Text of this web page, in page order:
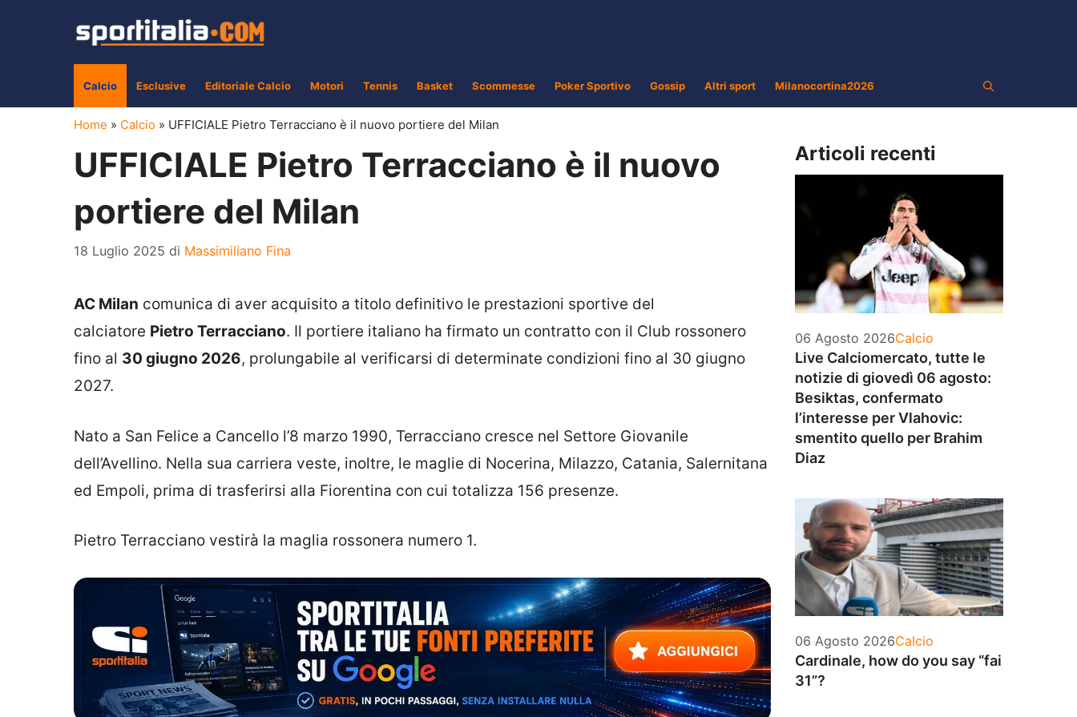
Calcio Esclusive Editoriale Calcio Motori Tennis Basket Scommesse Poker Sportivo Gossip Altri sport Milanocortina2026
Home » Calcio » UFFICIALE Pietro Terracciano è il nuovo portiere del Milan
UFFICIALE Pietro Terracciano è il nuovo
portiere del Milan
18 Luglio 2025 di Massimiliano Fina
AC Milan comunica di aver acquisito a titolo definitivo le prestazioni sportive del
calciatore Pietro Terracciano. Il portiere italiano ha firmato un contratto con il Club rossonero
fino al 30 giugno 2026, prolungabile al verificarsi di determinate condizioni fino al 30 giugno
2027.
Nato a San Felice a Cancello l’8 marzo 1990, Terracciano cresce nel Settore Giovanile
dell’Avellino. Nella sua carriera veste, inoltre, le maglie di Nocerina, Milazzo, Catania, Salernitana
ed Empoli, prima di trasferirsi alla Fiorentina con cui totalizza 156 presenze.
Pietro Terracciano vestirà la maglia rossonera numero 1.
Articoli recenti
06 Agosto 2026Categorie
Calcio
Live Calciomercato, tutte le
notizie di giovedì 06 agosto:
Besiktas, confermato
l’interesse per Vlahovic:
smentito quello per Brahim
Diaz
06 Agosto 2026Categorie
Calcio
Cardinale, how do you say “fai
31”?